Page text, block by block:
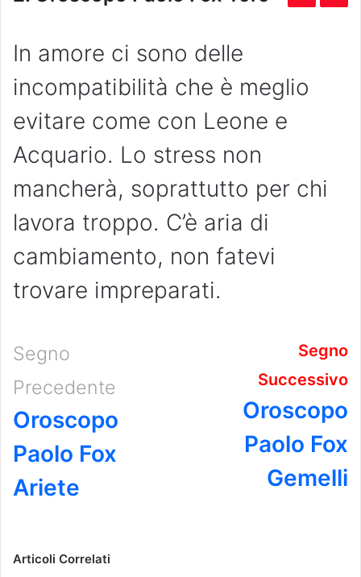
In amore ci sono delle
incompatibilità che è meglio
evitare come con Leone e
Acquario. Lo stress non
mancherà, soprattutto per chi
lavora troppo. C’è aria di
cambiamento, non fatevi
trovare impreparati.
Segno
Precedente
Oroscopo
Paolo Fox
Ariete
Segno
Successivo
Oroscopo
Paolo Fox
Gemelli
Articoli Correlati